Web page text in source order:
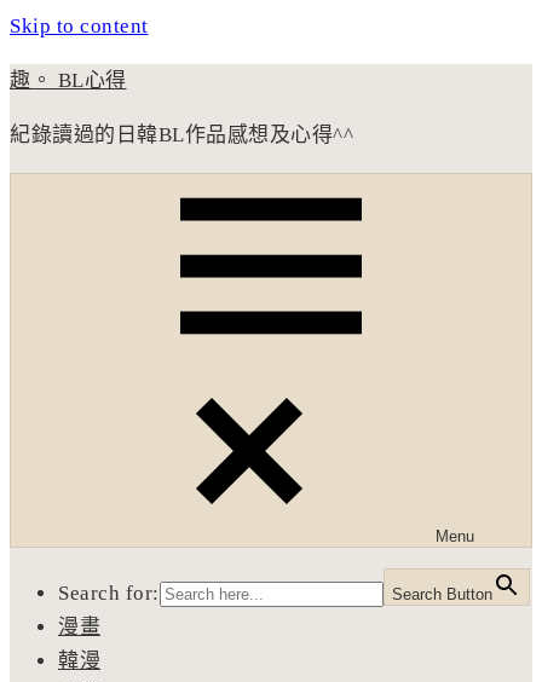
Skip to content
趣。 BL心得
紀錄讀過的日韓BL作品感想及心得^^
Menu
Search for: Search Button
漫畫
韓漫